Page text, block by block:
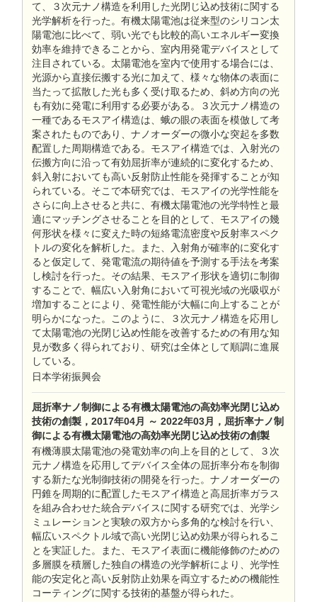
て、３次元ナノ構造を利用した光閉じ込め技術に関する
光学解析を行った。有機太陽電池は従来型のシリコン太
陽電池に比べて、弱い光でも比較的高いエネルギー変換
効率を維持できることから、室内用発電デバイスとして
注目されている。太陽電池を室内で使用する場合には、
光源から直接伝搬する光に加えて、様々な物体の表面に
当たって拡散した光も多く受け取るため、斜め方向の光
も有効に発電に利用する必要がある。３次元ナノ構造の
一種であるモスアイ構造は、蛾の眼の表面を模倣して考
案されたものであり、ナノオーダーの微小な突起を多数
配置した周期構造である。モスアイ構造では、入射光の
伝搬方向に沿って有効屈折率が連続的に変化するため、
斜入射においても高い反射防止性能を発揮することが知
られている。そこで本研究では、モスアイの光学性能を
さらに向上させると共に、有機太陽電池の光学特性と最
適にマッチングさせることを目的として、モスアイの幾
何形状を様々に変えた時の短絡電流密度や反射率スペク
トルの変化を解析した。また、入射角が確率的に変化す
ると仮定して、発電電流の期待値を予測する手法を考案
し検討を行った。その結果、モスアイ形状を適切に制御
することで、幅広い入射角において可視光域の光吸収が
増加することにより、発電性能が大幅に向上することが
明らかになった。このように、３次元ナノ構造を応用し
て太陽電池の光閉じ込め性能を改善するための有用な知
見が数多く得られており、研究は全体として順調に進展
している。
日本学術振興会
屈折率ナノ制御による有機太陽電池の高効率光閉じ込め
技術の創製，2017年04月 ～ 2022年03月，屈折率ナノ制
御による有機太陽電池の高効率光閉じ込め技術の創製
有機薄膜太陽電池の発電効率の向上を目的として、３次
元ナノ構造を応用してデバイス全体の屈折率分布を制御
する新たな光制御技術の開発を行った。ナノオーダーの
円錐を周期的に配置したモスアイ構造と高屈折率ガラス
を組み合わせた統合デバイスに関する研究では、光学シ
ミュレーションと実験の双方から多角的な検討を行い、
幅広いスペクトル域で高い光閉じ込め効果が得られるこ
とを実証した。また、モスアイ表面に機能修飾のための
多層膜を積層した独自の構造の光学解析により、光学性
能の安定化と高い反射防止効果を両立するための機能性
コーティングに関する技術的基盤が得られた。